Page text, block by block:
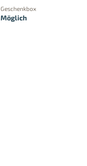
Geschenkbox
Möglich